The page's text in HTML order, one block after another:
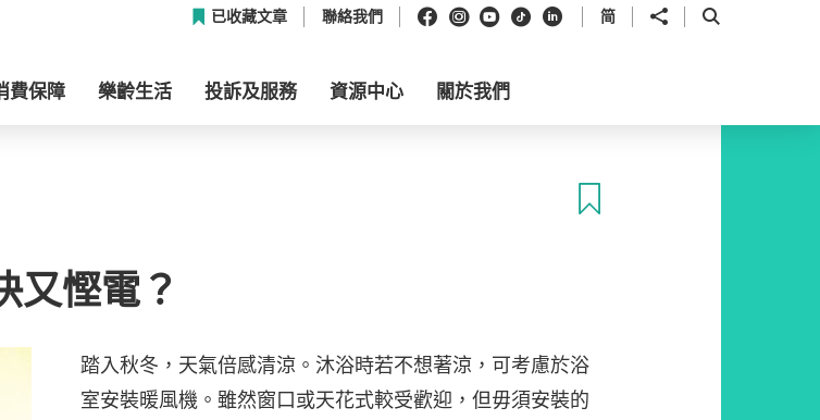
已收藏文章 聯絡我們 Facebook
Instagram
Youtube
抖音領英 简 分享到 開啟搜尋框
費保障 樂齡生活 投訴及服務 資源中心 關於我們
又慳電？
踏入秋冬，天氣倍感清涼。沐浴時若不想著涼，可考慮於浴
室安裝暖風機。雖然窗口或天花式較受歡迎，但毋須安裝的